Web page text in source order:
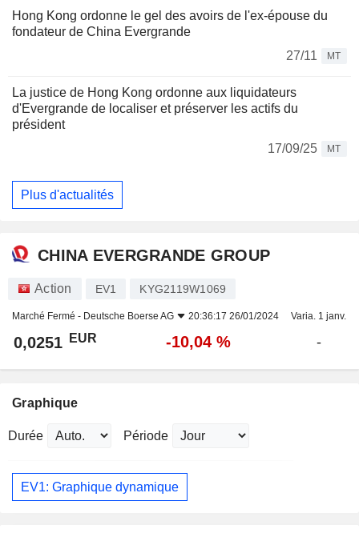
Hong Kong ordonne le gel des avoirs de l'ex-épouse du
fondateur de China Evergrande
27/11
MT
La justice de Hong Kong ordonne aux liquidateurs
d'Evergrande de localiser et préserver les actifs du
président
17/09/25
MT
Plus d'actualités
CHINA EVERGRANDE GROUP
Action EV1 KYG2119W1069
Marché Fermé - Deutsche Boerse AG 20:36:17 26/01/2024 Varia. 1 janv.
0,0251 EUR -10,04 % -
Graphique
Durée Période
EV1: Graphique dynamique